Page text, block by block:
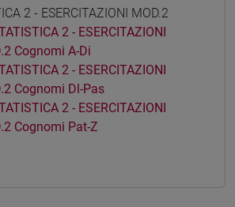
2 - ESERCITAZIONI MOD.2
2 - ESERCITAZIONI
Cognomi A-Di
2 - ESERCITAZIONI
Cognomi Dl-Pas
2 - ESERCITAZIONI
Cognomi Pat-Z